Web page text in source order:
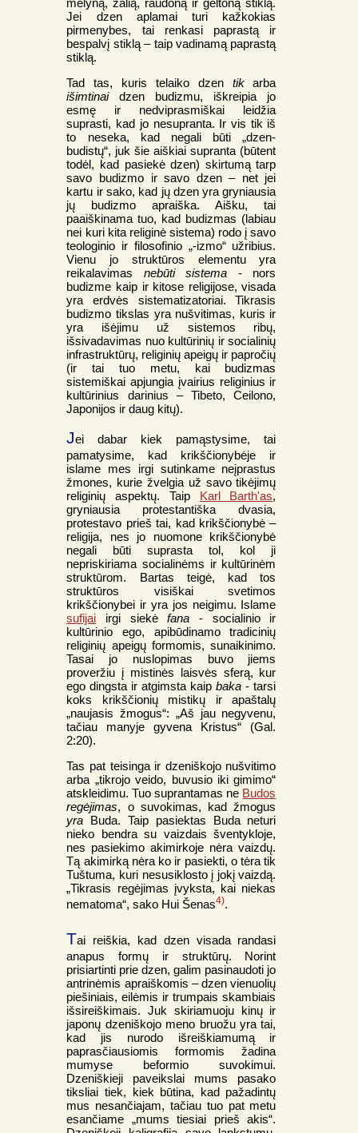
mėlyną, žalią, raudoną ir geltoną stiklą.
Jei dzen aplamai turi kažkokias
pirmenybes, tai renkasi paprastą ir
bespalvį stiklą – taip vadinamą paprastą
stiklą.
Tad tas, kuris telaiko dzen tikarba
išimtinaidzen budizmu, iškreipia jo
esmę ir nedviprasmiškai leidžia
suprasti, kad jo nesupranta. Ir vis tik iš
to neseka, kad negali būti „dzen-
budistų“, juk šie aiškiai supranta (būtent
todėl, kad pasiekė dzen) skirtumą tarp
savo budizmo ir savo dzen – net jei
kartu ir sako, kad jų dzen yra gryniausia
jų budizmo apraiška. Aišku, tai
paaiškinama tuo, kad budizmas (labiau
nei kuri kita religinė sistema) rodo į savo
teologinio ir filosofinio „-izmo“ užribius.
Vienu jo struktūros elementu yra
reikalavimas nebūti sistema - nors
budizme kaip ir kitose religijose, visada
yra erdvės sistematizatoriai. Tikrasis
budizmo tikslas yra nušvitimas, kuris ir
yra išėjimu už sistemos ribų,
išsivadavimas nuo kultūrinių ir socialinių
infrastruktūrų, religinių apeigų ir papročių
(ir tai tuo metu, kai budizmas
sistemiškai apjungia įvairius religinius ir
kultūrinius darinius – Tibeto, Ceilono,
Japonijos ir daug kitų).
Jei dabar kiek pamąstysime, tai
pamatysime, kad krikščionybėje ir
islame mes irgi sutinkame neįprastus
žmones, kurie žvelgia už savo tikėjimų
religinių aspektų. Taip Karl Barth'as,
gryniausia protestantiška dvasia,
protestavo prieš tai, kad krikščionybė –
religija, nes jo nuomone krikščionybė
negali būti suprasta tol, kol ji
nepriskiriama socialinėms ir kultūrinėm
struktūrom. Bartas teigė, kad tos
struktūros visiškai svetimos
krikščionybei ir yra jos neigimu. Islame
sufijai irgi siekėfana - socialinio ir
kultūrinio ego, apibūdinamo tradicinių
religinių apeigų formomis, sunaikinimo.
Tasai jo nuslopimas buvo jiems
proveržiu į mistinės laisvės sferą, kur
ego dingsta ir atgimsta kaipbaka - tarsi
koks krikščionių mistikų ir apaštalų
„naujasis žmogus“: „Aš jau negyvenu,
tačiau manyje gyvena Kristus“ (Gal.
2:20).
Tas pat teisinga ir dzeniškojo nušvitimo
arba „tikrojo veido, buvusio iki gimimo“
atskleidimu. Tuo suprantamas ne Budos
regėjimas, o suvokimas, kad žmogus
yra Buda. Taip pasiektas Buda neturi
nieko bendra su vaizdais šventykloje,
nes pasiekimo akimirkoje nėra vaizdų.
Tą akimirką nėra ko ir pasiekti, o tėra tik
Tuštuma, kuri nesusiklosto į jokį vaizdą.
„Tikrasis regėjimas įvyksta, kai niekas
nematoma“, sako Hui Šenas4).
Tai reiškia, kad dzen visada randasi
anapus formų ir struktūrų. Norint
prisiartinti prie dzen, galim pasinaudoti jo
antrinėmis apraiškomis – dzen vienuolių
piešiniais, eilėmis ir trumpais skambiais
išsireiškimais. Juk skiriamuoju kinų ir
japonų dzeniškojo meno bruožu yra tai,
kad jis nurodo išreiškiamumą ir
paprasčiausiomis formomis žadina
mumyse beformio suvokimui.
Dzeniškieji paveikslai mums pasako
tiksliai tiek, kiek būtina, kad pažadintų
mus nesančiajam, tačiau tuo pat metu
esančiame „mums tiesiai prieš akis“.